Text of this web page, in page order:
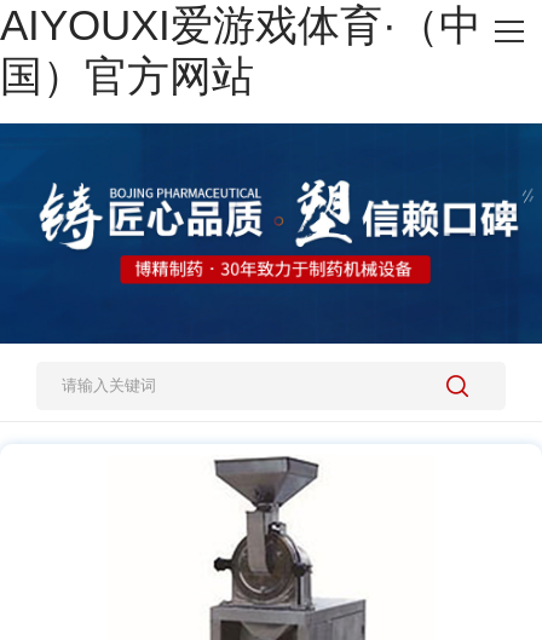
AIYOUXI爱游戏体育·（中
国）官方网站
网站AIYOUXI爱游戏体育·（中国）官方网站
热销产品
新闻资讯
人才招聘